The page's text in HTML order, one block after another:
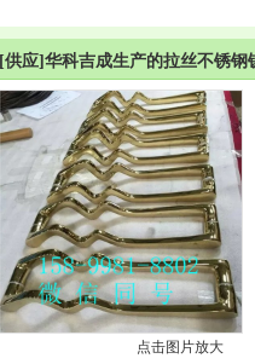
[供应]华科吉成生产的拉丝不锈钢
点击图片放大